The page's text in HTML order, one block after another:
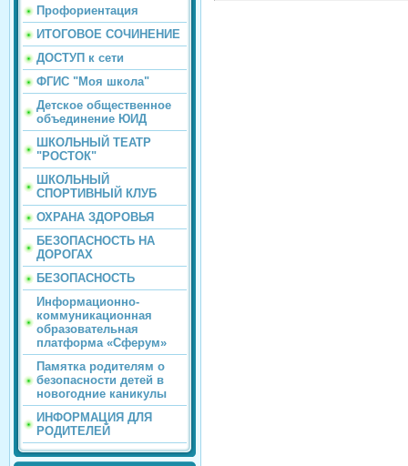
Профориентация
ИТОГОВОЕ СОЧИНЕНИЕ
ДОСТУП к сети
ФГИС "Моя школа"
Детское общественное
объединение ЮИД
ШКОЛЬНЫЙ ТЕАТР
"РОСТОК"
ШКОЛЬНЫЙ
СПОРТИВНЫЙ КЛУБ
ОХРАНА ЗДОРОВЬЯ
БЕЗОПАСНОСТЬ НА
ДОРОГАХ
БЕЗОПАСНОСТЬ
Информационно-
коммуникационная
образовательная
платформа «Сферум»
Памятка родителям о
безопасности детей в
новогодние каникулы
ИНФОРМАЦИЯ ДЛЯ
РОДИТЕЛЕЙ